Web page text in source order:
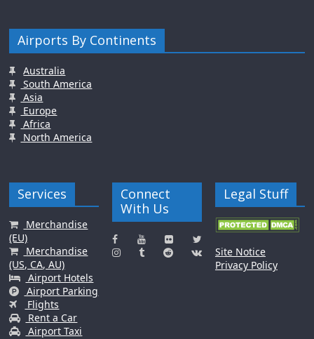
Airports By Continents
Australia
South America
Asia
Europe
Africa
North America
Services
Merchandise
(EU)
Merchandise
(US, CA, AU)
Airport Hotels
Airport Parking
Flights
Rent a Car
Airport Taxi
Connect
With Us
Legal Stuff
Site Notice
Privacy Policy